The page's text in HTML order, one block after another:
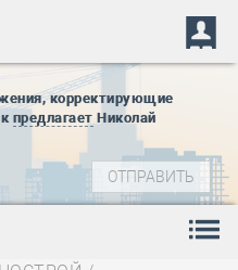
корректирующие
предлагает Николай